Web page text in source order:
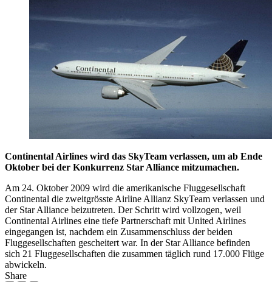
Continental Airlines wird das SkyTeam verlassen, um ab Ende
Oktober bei der Konkurrenz Star Alliance mitzumachen.
Am 24. Oktober 2009 wird die amerikanische Fluggesellschaft
Continental die zweitgrösste Airline Allianz SkyTeam verlassen und
der Star Alliance beizutreten. Der Schritt wird vollzogen, weil
Continental Airlines eine tiefe Partnerschaft mit United Airlines
eingegangen ist, nachdem ein Zusammenschluss der beiden
Fluggesellschaften gescheitert war. In der Star Alliance befinden
sich 21 Fluggesellschaften die zusammen täglich rund 17.000 Flüge
abwickeln.
Share